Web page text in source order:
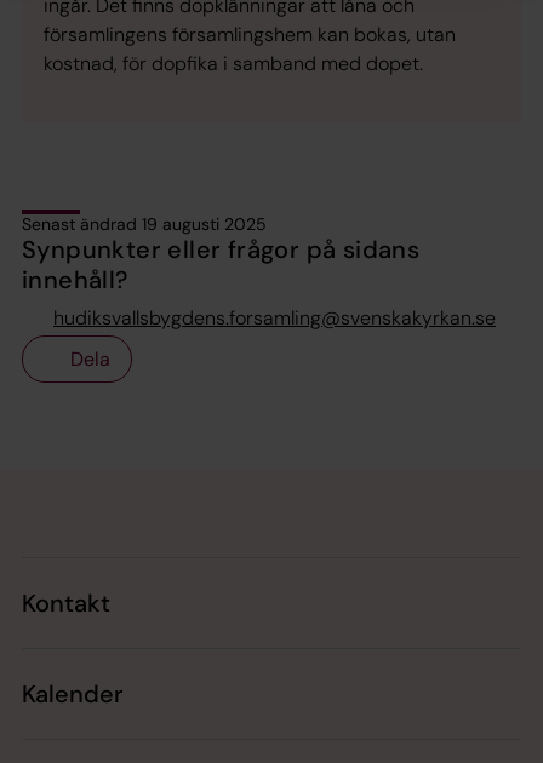
ingår. Det finns dopklänningar att låna och
församlingens församlingshem kan bokas, utan
kostnad, för dopfika i samband med dopet.
Senast ändrad 19 augusti 2025
Synpunkter eller frågor på sidans
innehåll?
hudiksvallsbygdens.forsamling@svenskakyrkan.se
Dela
Kontakt
Kalender